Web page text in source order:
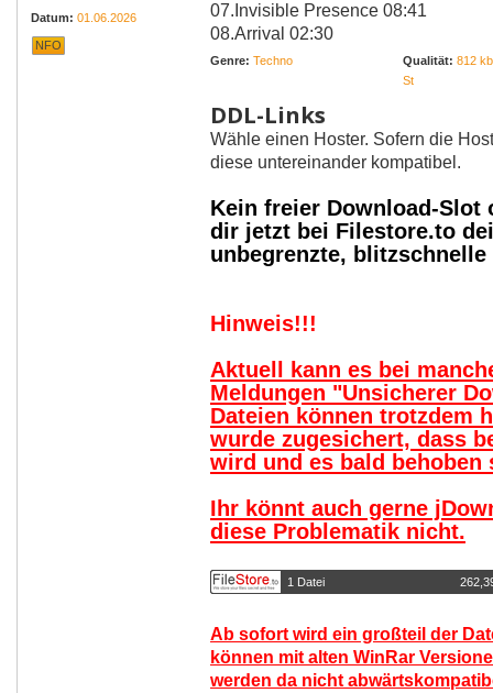
Datum: 01.06.2026
NFO
07.Invisible Presence 08:41
08.Arrival 02:30
Genre: Techno Qualität: 812
St
DDL-Links
Wähle einen Hoster. Sofern die
diese untereinander kompatibel.
Kein freier Download-Slot
dir jetzt bei Filestore.to
unbegrenzte,
Hinweis!!!
Aktuell kann es bei
Meldungen "Unsicherer
Dateien können trotzdem
wurde zugesichert, dass
wird und es bald behoben
Ihr könnt auch gerne
diese Problematik nicht.
1 Datei
Ab sofort wird ein großteil der
können mit alten WinRar
werden da nicht